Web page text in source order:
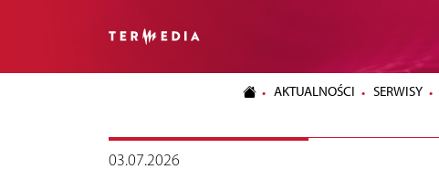
AKTUALNOŚCI SERWISY
03.07.2026